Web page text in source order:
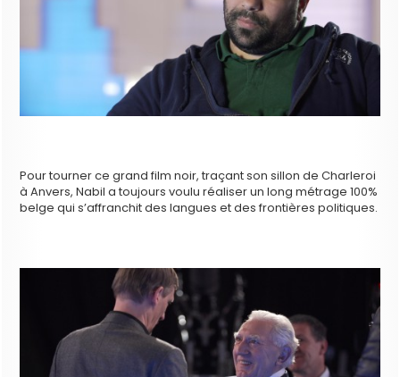
Pour tourner ce grand film noir, traçant son sillon de Charleroi
à Anvers, Nabil a toujours voulu réaliser un long métrage 100%
belge qui s’affranchit des langues et des frontières politiques.